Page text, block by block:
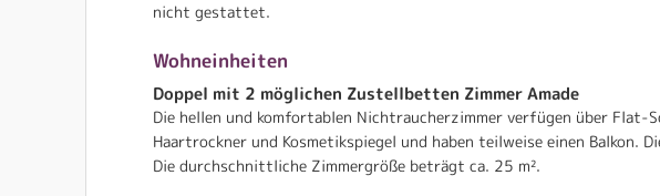
nicht gestattet.
Wohneinheiten
Doppel mit 2 möglichen Zustellbetten Zimmer Amade
Die hellen und komfortablen Nichtraucherzimmer verfügen über Flat-
Haartrockner und Kosmetikspiegel und haben teilweise einen Balkon.
Die durchschnittliche Zimmergröße beträgt ca. 25 m².